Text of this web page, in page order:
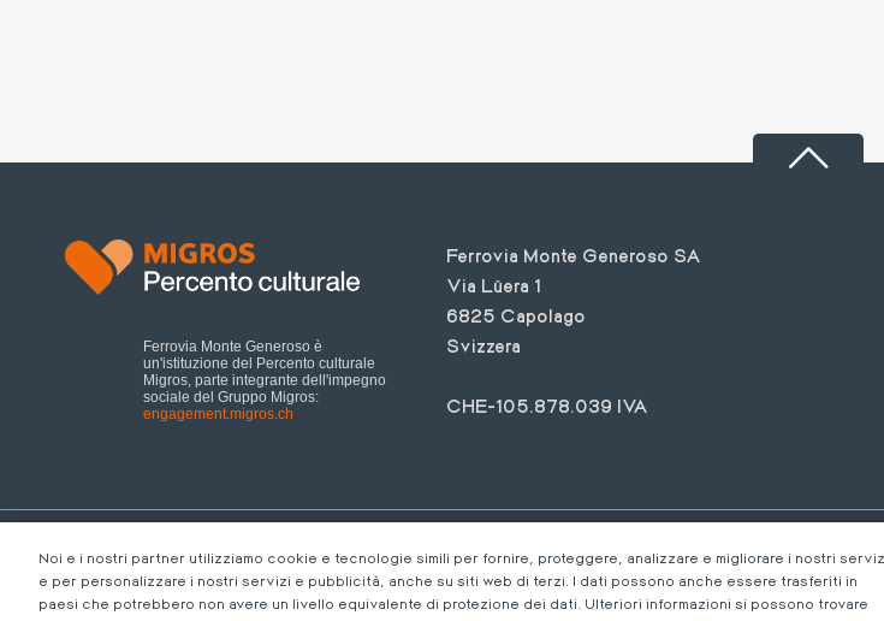
Ferrovia Monte Generoso è
un'istituzione del Percento culturale
Migros, parte integrante dell'impegno
sociale del Gruppo Migros:
engagement.migros.ch
Testo
Ferrovia Monte Generoso SA
Via Lüera 1
6825 Capolago
Svizzera
CHE-105.878.039 IVA
bottom
IT
Condizioni generali
Noi e i nostri partner utilizziamo cookie e tecnologie simili per fornire, proteggere, analizzare e migliorare i nostri
e per personalizzare i nostri servizi e pubblicità, anche su siti web di terzi. I dati possono anche essere trasferiti in
paesi che potrebbero non avere un livello equivalente di protezione dei dati. Ulteriori informazioni si possono trovare